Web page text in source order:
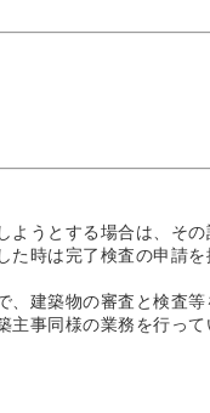
うとする場合は、そ
時は完了検査の申請
建築物の審査と検査等
事同様の業務を行って